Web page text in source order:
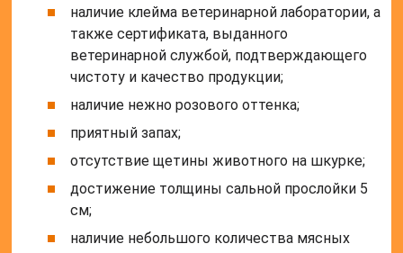
наличие клейма ветеринарной лаборатории, а
также сертификата, выданного
ветеринарной службой, подтверждающего
чистоту и качество продукции;
наличие нежно розового оттенка;
приятный запах;
отсутствие щетины животного на шкурке;
достижение толщины сальной прослойки 5
см;
наличие небольшого количества мясных